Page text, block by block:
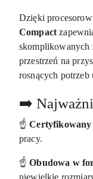
Dzięki
Compact
skomplikowanych
przestrzeń na
rosnących
➡️
☝️Certyfikowany
pracy.
☝️Obudowa w